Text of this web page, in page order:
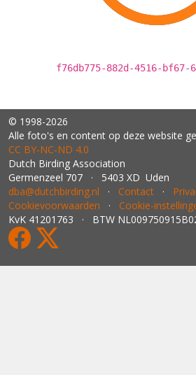
f76db775-882d-4516-bf67-
© 1998-2026
Alle foto's en content op deze website
CC BY‑NC‑ND 4.0
Dutch Birding Association
Germenzeel 707 · 5403 XD Uden
dba@dutchbirding.nl · Contact ·
Cookievoorwaarden · Cookie-
KvK 41201763 · BTW